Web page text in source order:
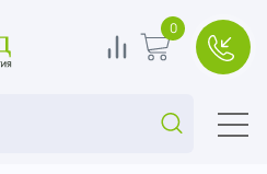
Поиск...
0 В корзину
0